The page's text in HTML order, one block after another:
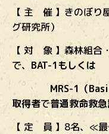
【 主 催 】きのぼり
グ研究所）
【 対 象 】森林組合
で、 BAT-1もしくは
MRS-1（Basicツ
取得者で普通救命救
【 定 員 】8名、≪